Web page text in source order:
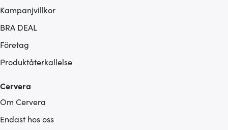
Kampanjvillkor
BRA DEAL
Företag
Produktåterkallelse
Cervera
Om Cervera
Endast hos oss